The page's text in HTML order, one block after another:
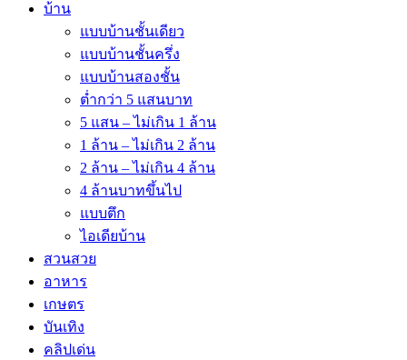
บ้าน
แบบบ้านชั้นเดียว
แบบบ้านชั้นครึ่ง
แบบบ้านสองชั้น
ต่ำกว่า 5 แสนบาท
5 แสน – ไม่เกิน 1 ล้าน
1 ล้าน – ไม่เกิน 2 ล้าน
2 ล้าน – ไม่เกิน 4 ล้าน
4 ล้านบาทขึ้นไป
แบบตึก
ไอเดียบ้าน
สวนสวย
อาหาร
เกษตร
บันเทิง
คลิปเด่น